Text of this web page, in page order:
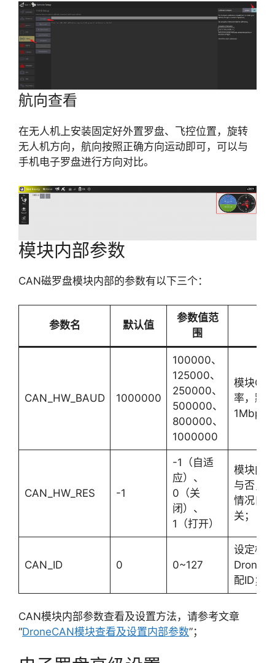
航向查看
在无人机上安装固定好外置罗盘、飞控位置，旋转
无人机方向，航向按照正确方向运动即可，可以与
手机电子罗盘进行方向对比。
模块内部参数
CAN磁罗盘模块内部的参数有以下三个：
参数名 默认值
参数值范
围
CAN_HW_BAUD 1000000
100000、
125000、
250000、
500000、
800000、
1000000
模块
率，默
1Mbps
CAN_HW_RES -1
-1（自适
应）、
0（关
闭）、
1（打开）
模块内
与否，-
情况自
关；
CAN_ID 0 0~127
设定模
配ID；
CAN模块内部参数查看及设置方法，请参考文章
“DroneCAN模块查看及设置内部参数”；